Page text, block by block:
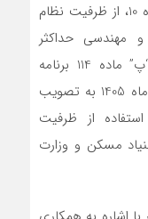
بابایی گفت: با اجرایی شدن سامانه ماده 10، از ظرفیت نظام
مهندسی حداکثر
استفاده خواهد شد. دستورالعمل بند “پ” ماده 114 برنامه
هفتم توسعه نیز در تاریخ 26 اردیبهشت‌ماه 1405 به تصویب
از ظرفیت
مسکن و وزارت